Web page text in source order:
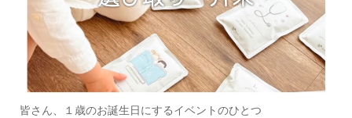
皆さん、１歳のお誕生日にするイベントのひとつ